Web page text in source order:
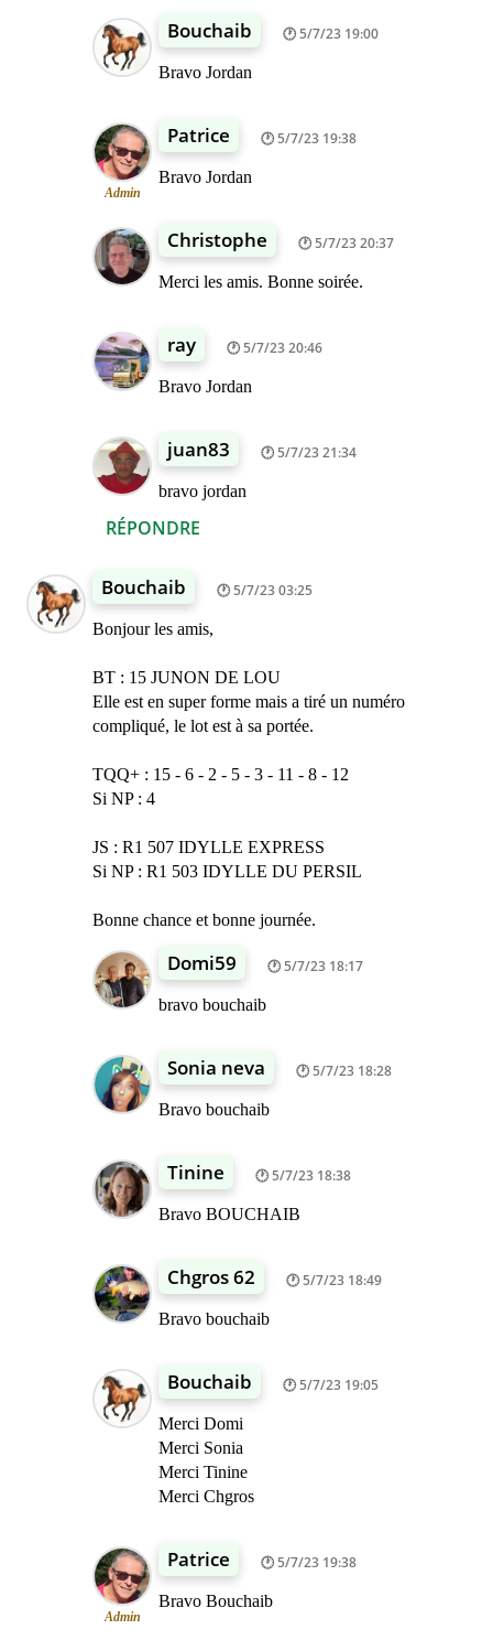
RÉPONDRE
Bouchaib 5/7/23 19:00
Bravo Jordan
Admin
Patrice 5/7/23 19:38
Bravo Jordan
Christophe 5/7/23 20:37
Merci les amis. Bonne soirée.
ray 5/7/23 20:46
Bravo Jordan
juan83 5/7/23 21:34
bravo jordan
Bouchaib 5/7/23 03:25
Bonjour les amis,
BT : 15 JUNON DE LOU
Elle est en super forme mais a tiré un numéro
compliqué, le lot est à sa portée.
TQQ+ : 15 - 6 - 2 - 5 - 3 - 11 - 8 - 12
Si NP : 4
JS : R1 507 IDYLLE EXPRESS
Si NP : R1 503 IDYLLE DU PERSIL
Bonne chance et bonne journée.
Domi59 5/7/23 18:17
bravo bouchaib
Sonia neva 5/7/23 18:28
Bravo bouchaib
Tinine 5/7/23 18:38
Bravo BOUCHAIB
Chgros 62 5/7/23 18:49
Bravo bouchaib
Bouchaib 5/7/23 19:05
Merci Domi
Merci Sonia
Merci Tinine
Merci Chgros
Admin
Patrice 5/7/23 19:38
Bravo Bouchaib